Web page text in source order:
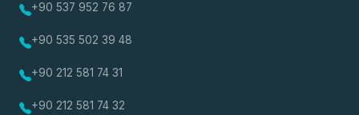
+90 537 952 76 87
+90 535 502 39 48
+90 212 581 74 31
+90 212 581 74 32